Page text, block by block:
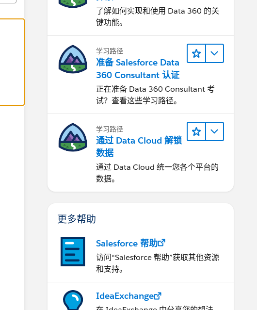
了解如何实现和使用 Data 360 的关
键功能。
学习路径
准备 Salesforce Data
360 Consultant 认证
正在准备 Data 360 Consultant 考
试？查看这些学习路径。
学习路径
通过 Data Cloud 解锁
数据
通过 Data Cloud 统一您各个平台的
数据。
更多帮助
Salesforce 帮助
访问“Salesforce 帮助”获取其他资源
和支持。
IdeaExchange